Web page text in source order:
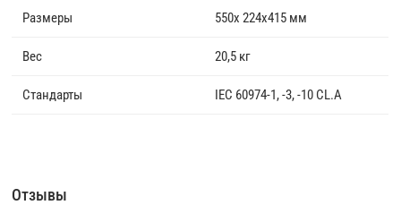
Размеры 550x 224x415 мм
Вес 20,5 кг
Стандарты IEC 60974-1, -3, -10 CL.A
Отзывы